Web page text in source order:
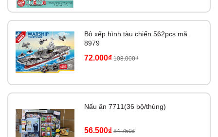
Bộ xếp hình tàu chiến 562pcs mã
8979
72.000₫ 108.000₫
Nấu ăn 7711(36 bộ/thùng)
56.500₫ 84.750₫